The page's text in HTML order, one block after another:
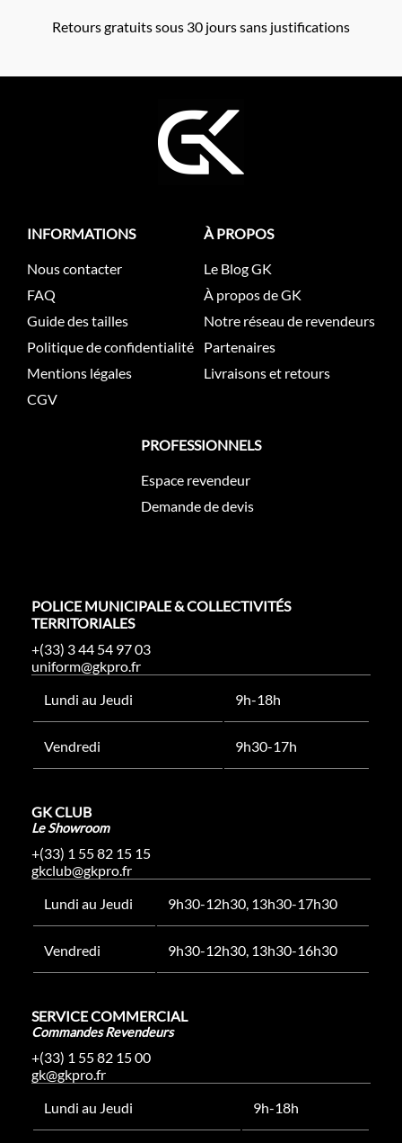
Retours gratuits sous 30 jours sans justifications
INFORMATIONS
Nous contacter
FAQ
Guide des tailles
Politique de confidentialité
Mentions légales
CGV
À PROPOS
Le Blog GK
À propos de GK
Notre réseau de revendeurs
Partenaires
Livraisons et retours
PROFESSIONNELS
Espace revendeur
Demande de devis
POLICE MUNICIPALE & COLLECTIVITÉS
TERRITORIALES
+(33) 3 44 54 97 03
uniform@gkpro.fr
Lundi au Jeudi
9h-18h
Vendredi 9h30-17h
GK CLUB
Le Showroom
+(33) 1 55 82 15 15
gkclub@gkpro.fr
Lundi au Jeudi
9h30-12h30, 13h30-17h30
Vendredi 9h30-12h30, 13h30-16h30
SERVICE COMMERCIAL
Commandes Revendeurs
+(33) 1 55 82 15 00
gk@gkpro.fr
Lundi au Jeudi
9h-18h